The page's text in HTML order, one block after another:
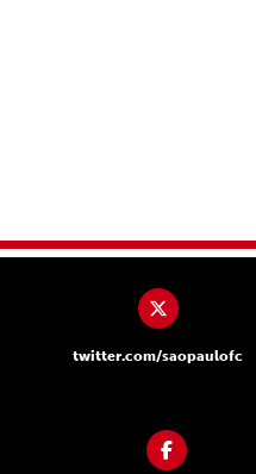
twitter.com/saopaulofc